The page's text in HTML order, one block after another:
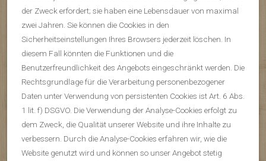
der Zweck erfordert; sie haben eine Lebensdauer von maximal
zwei Jahren. Sie können die Cookies in den
Sicherheitseinstellungen Ihres Browsers jederzeit löschen. In
diesem Fall könnten die Funktionen und die
Benutzerfreundlichkeit des Angebots eingeschränkt werden. Die
Rechtsgrundlage für die Verarbeitung personenbezogener
Daten unter Verwendung von persistenten Cookies ist Art. 6 Abs.
1 lit. f) DSGVO. Die Verwendung der Analyse-Cookies erfolgt zu
dem Zweck, die Qualität unserer Website und ihre Inhalte zu
verbessern. Durch die Analyse-Cookies erfahren wir, wie die
Website genutzt wird und können so unser Angebot stetig